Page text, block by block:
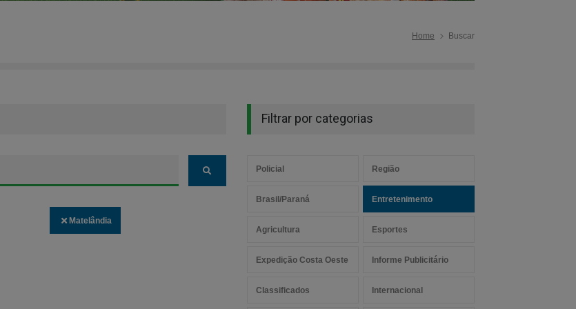
Home Buscar
Matelândia
Filtrar por categorias
Policial Região
Brasil/Paraná Entretenimento
Agricultura Esportes
Expedição Costa Oeste Informe Publicitário
Classificados Internacional